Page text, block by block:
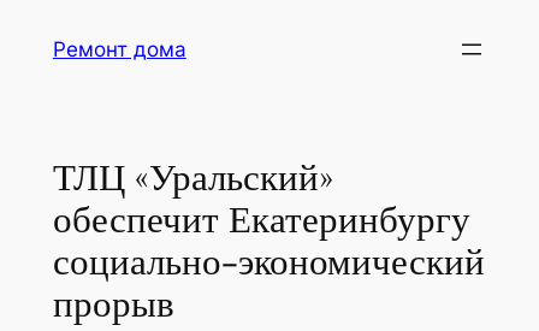
Ремонт дома
ТЛЦ «Уральский»
обеспечит Екатеринбургу
социально-экономический
прорыв